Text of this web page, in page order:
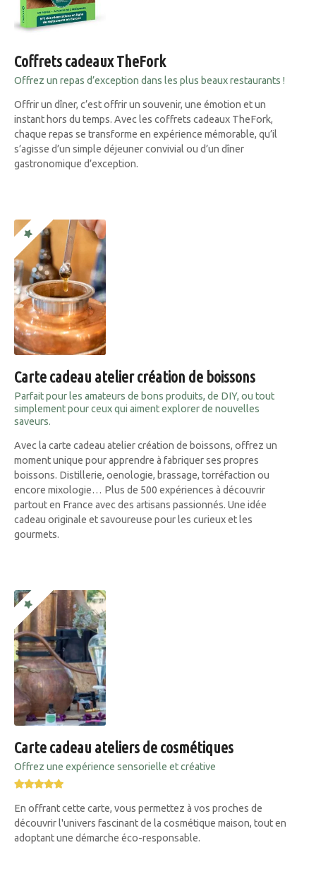
Coffrets cadeaux TheFork
Offrez un repas d’exception dans les plus beaux restaurants !
Offrir un dîner, c’est offrir un souvenir, une émotion et un
instant hors du temps. Avec les coffrets cadeaux TheFork,
chaque repas se transforme en expérience mémorable, qu’il
s’agisse d’un simple déjeuner convivial ou d’un dîner
gastronomique d’exception.
Carte cadeau atelier création de boissons
Parfait pour les amateurs de bons produits, de DIY, ou tout
simplement pour ceux qui aiment explorer de nouvelles
saveurs.
Avec la carte cadeau atelier création de boissons, offrez un
moment unique pour apprendre à fabriquer ses propres
boissons. Distillerie, oenologie, brassage, torréfaction ou
encore mixologie… Plus de 500 expériences à découvrir
partout en France avec des artisans passionnés. Une idée
cadeau originale et savoureuse pour les curieux et les
gourmets.
Carte cadeau ateliers de cosmétiques
Offrez une expérience sensorielle et créative
En offrant cette carte, vous permettez à vos proches de
découvrir l'univers fascinant de la cosmétique maison, tout en
adoptant une démarche éco-responsable.